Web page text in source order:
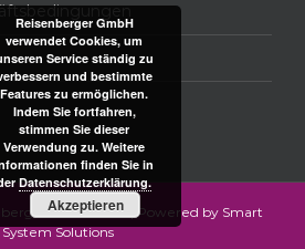
Food GmbH| Powered by Smart
System Solutions
Reisenberger GmbH
verwendet Cookies, um
Service ständig zu
und bestimmte
Features zu ermöglichen.
Indem Sie fortfahren,
stimmen Sie dieser
Verwendung zu. Weitere
finden Sie in
Datenschutzerklärung.
Akzeptieren